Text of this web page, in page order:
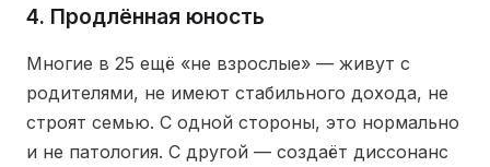
4. Продлённая юность
Многие в 25 ещё «не взрослые» — живут с
родителями, не имеют стабильного дохода, не
строят семью. С одной стороны, это нормально
и не патология. С другой — создаёт диссонанс